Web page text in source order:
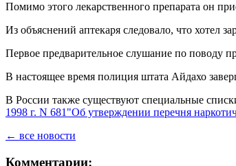
Помимо этого лекарственного препарата он
Из объяснений аптекаря следовало, что хотел
Первое предварительное слушание по поводу
В настоящее время полиция штата Айдахо
В России также существуют специальные
1998 г. N 681"Об утверждении перечня
← все новости
Комментарии: